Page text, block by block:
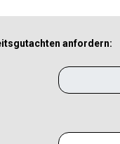
anfordern: